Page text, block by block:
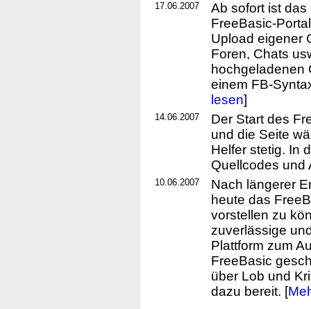
17.06.2007
Ab sofort ist
FreeBasic-
Upload eigener
Foren, Chats
hochgeladenen
einem FB-
lesen]
14.06.2007
Der Start des
und die Seite
Helfer stetig. In
Quellcodes und
10.06.2007
Nach längerer
heute das
vorstellen zu
zuverlässige
Plattform zum
FreeBasic
über Lob und
dazu bereit. [